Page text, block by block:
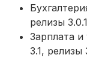
релизы
Зарплата
3.1, релизы